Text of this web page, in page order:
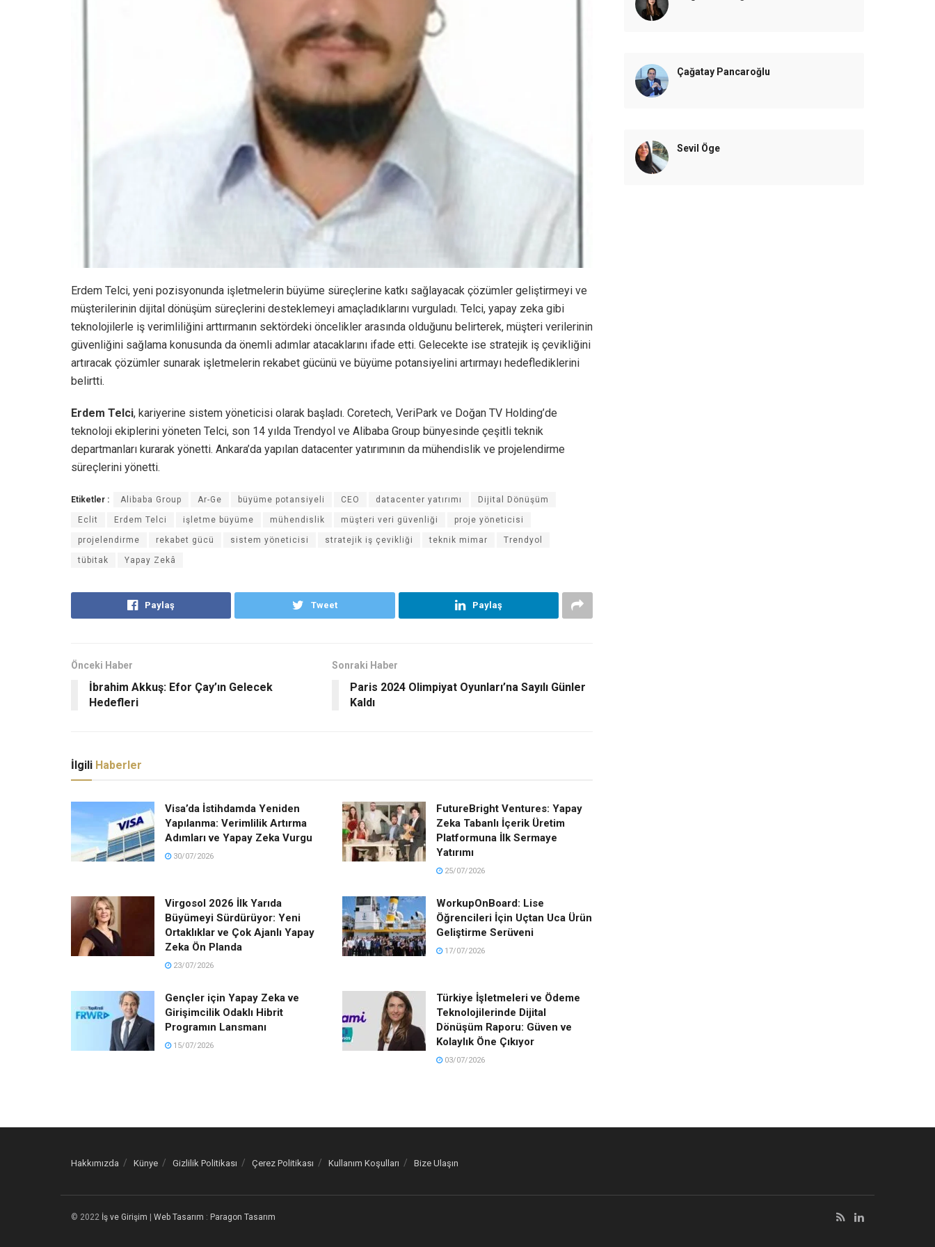
Erdem Telci, yeni pozisyonunda işletmelerin büyüme süreçlerine katkı sağlayacak çözümler geliştirmeyi ve
müşterilerinin dijital dönüşüm süreçlerini desteklemeyi amaçladıklarını vurguladı. Telci, yapay zeka gibi
teknolojilerle iş verimliliğini arttırmanın sektördeki öncelikler arasında olduğunu belirterek, müşteri verilerinin
güvenliğini sağlama konusunda da önemli adımlar atacaklarını ifade etti. Gelecekte ise stratejik iş çevikliğini
artıracak çözümler sunarak işletmelerin rekabet gücünü ve büyüme potansiyelini artırmayı hedeflediklerini
belirtti.
Erdem Telci, kariyerine sistem yöneticisi olarak başladı. Coretech, VeriPark ve Doğan TV Holding’de
teknoloji ekiplerini yöneten Telci, son 14 yılda Trendyol ve Alibaba Group bünyesinde çeşitli teknik
departmanları kurarak yönetti. Ankara’da yapılan datacenter yatırımının da mühendislik ve projelendirme
süreçlerini yönetti.
Etiketler : Alibaba Group Ar-Ge büyüme potansiyeli CEO datacenter yatırımı Dijital Dönüşüm
Eclit Erdem Telci işletme büyüme mühendislik müşteri veri güvenliği proje yöneticisi
projelendirme rekabet gücü sistem yöneticisi stratejik iş çevikliği teknik mimar Trendyol
tübitak Yapay Zekâ
Paylaş Tweet Paylaş
Önceki Haber
İbrahim Akkuş: Efor Çay’ın Gelecek
Hedefleri
Sonraki Haber
Paris 2024 Olimpiyat Oyunları’na Sayılı Günler
Kaldı
İlgili Haberler
Visa’da İstihdamda Yeniden
Yapılanma: Verimlilik Artırma
Adımları ve Yapay Zeka Vurgu
30/07/2026
FutureBright Ventures: Yapay
Zeka Tabanlı İçerik Üretim
Platformuna İlk Sermaye
Yatırımı
25/07/2026
Virgosol 2026 İlk Yarıda
Büyümeyi Sürdürüyor: Yeni
Ortaklıklar ve Çok Ajanlı Yapay
Zeka Ön Planda
23/07/2026
WorkupOnBoard: Lise
Öğrencileri İçin Uçtan Uca Ürün
Geliştirme Serüveni
17/07/2026
Gençler için Yapay Zeka ve
Girişimcilik Odaklı Hibrit
Programın Lansmanı
15/07/2026
Türkiye İşletmeleri ve Ödeme
Teknolojilerinde Dijital
Dönüşüm Raporu: Güven ve
Kolaylık Öne Çıkıyor
03/07/2026
Çağatay Pancaroğlu
Sevil Öge
Hakkımızda Künye Gizlilik Politikası Çerez Politikası Kullanım Koşulları Bize Ulaşın
© 2022 İş ve Girişim | Web Tasarım : Paragon Tasarım